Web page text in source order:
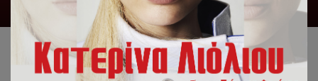
Αρχική Δελτία Τύπου
Συνάντηση του
Σεβ.Μητροπολίτου Πειραιώς με τον Υπουργό Ανάπτυξης
κ.Α.Γεωργιάδη